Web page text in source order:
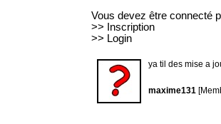
Vous devez être connecté
>>
Inscription
>> Login
ya til des mise a
maxime131